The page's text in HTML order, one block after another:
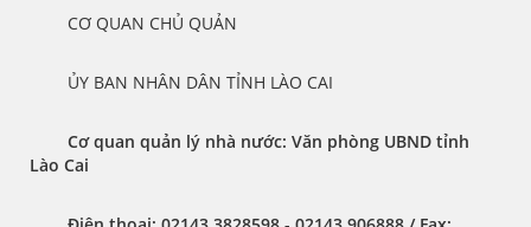
	CƠ QUAN CHỦ QUẢN
	ỦY BAN NHÂN DÂN TỈNH LÀO CAI
Cơ quan quản lý nhà nước: Văn phòng UBND tỉnh
Lào Cai